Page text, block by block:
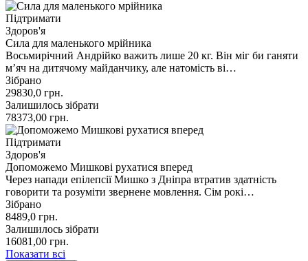
Підтримати
Здоров'я
Сила для маленького мрійника
Восьмирічний Андрійко важить лише 20 кг. Він міг би ганяти
мʼяч на дитячому майданчику, але натомість ві…
Зібрано
29830,0 грн.
Залишилось зібрати
78373,00 грн.
Підтримати
Здоров'я
Допоможемо Мишкові рухатися вперед
Через напади епілепсії Мишко з Дніпра втратив здатність
говорити та розуміти звернене мовлення. Сім рокі…
Зібрано
8489,0 грн.
Залишилось зібрати
16081,00 грн.
Показати всі